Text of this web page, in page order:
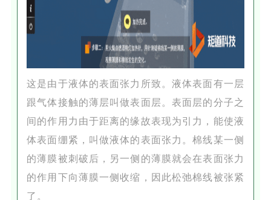
这是由于液体的表面张力所致。液体表面有一层
跟气体接触的薄层叫做表面层。表面层的分子之
间的作用力由于距离的缘故表现为引力，能使液
体表面绷紧，叫做液体的表面张力。棉线某一侧
的薄膜被刺破后，另一侧的薄膜就会在表面张力
的作用下向薄膜一侧收缩，因此松弛棉线被张紧
了。